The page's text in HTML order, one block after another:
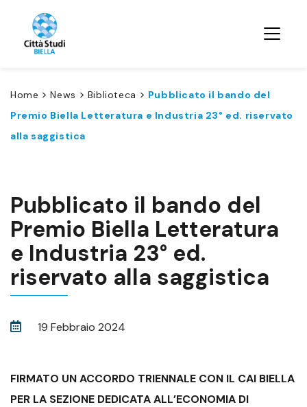
Home >News > Biblioteca > Pubblicato il bando del
Premio Biella Letteratura e Industria 23° ed. riservato
alla saggistica
Pubblicato il bando del
Premio Biella Letteratura
e Industria 23° ed.
riservato alla saggistica
19 Febbraio 2024
FIRMATO UN ACCORDO TRIENNALE CON IL CAI BIELLA
PER LA SEZIONE DEDICATA ALL’ECONOMIA DI